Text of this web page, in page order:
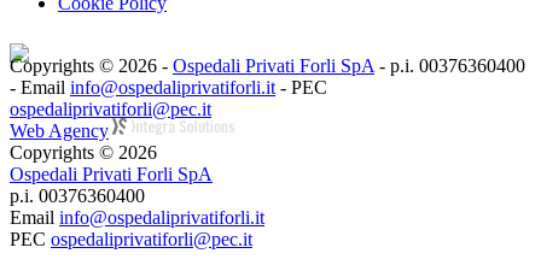
Copyrights © 2026 - Ospedali Privati Forli SpA - p.i. 00376360400
- Email info@ospedaliprivatiforli.it - PEC
ospedaliprivatiforli@pec.it
Web Agency
Copyrights © 2026
Ospedali Privati Forli SpA
p.i. 00376360400
Email info@ospedaliprivatiforli.it
PEC ospedaliprivatiforli@pec.it